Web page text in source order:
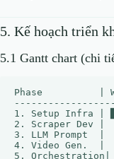
5. Kế hoạch triển
5.1 Gantt chart (chi
Phase          |
1. Setup
2. Scraper
3. LLM
4. Video
5.